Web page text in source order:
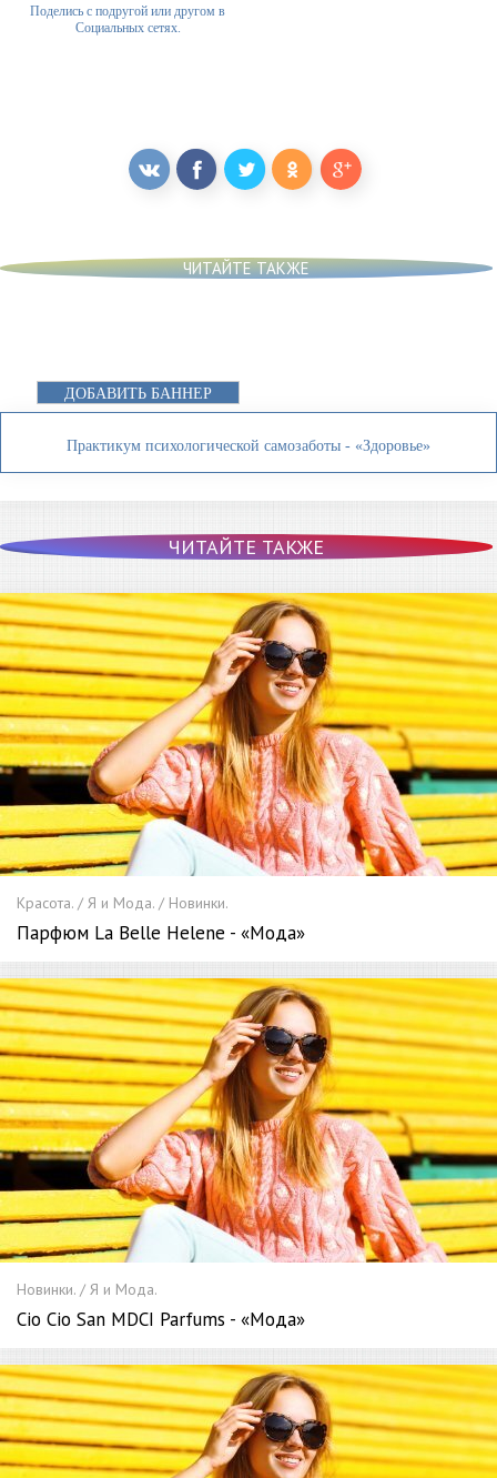
Поделись с подругой или другом в
Социальных сетях.
ЧИТАЙТЕ ТАКЖЕ
ДОБАВИТЬ БАННЕР
Практикум психологической самозаботы - «Здоровье»
ЧИТАЙТЕ ТАКЖЕ
Красота. / Я и Мода. / Новинки.
Парфюм La Belle Helene - «Мода»
Новинки. / Я и Мода.
Cio Cio San MDCI Parfums - «Мода»